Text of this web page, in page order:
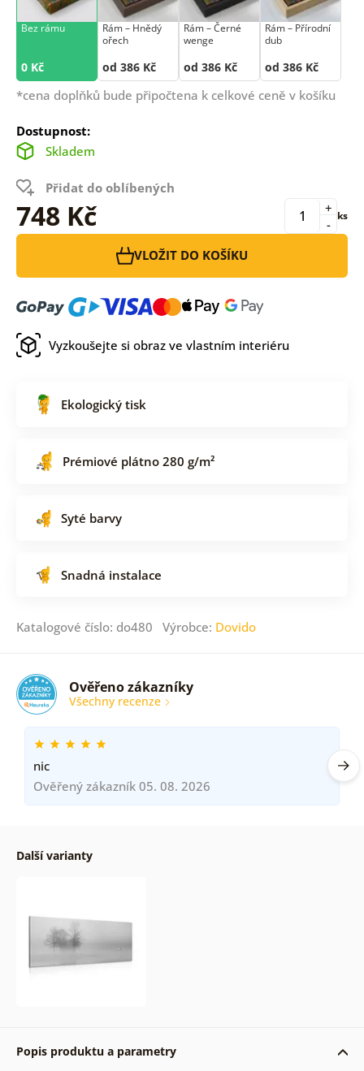
Bez rámu
0 Kč
Rám –⁠⁠⁠⁠⁠⁠ Hnědý
ořech
od 386 Kč
Rám –⁠⁠⁠⁠⁠⁠ Černé
wenge
od 386 Kč
Rám –⁠⁠⁠⁠⁠⁠ Přírodní
dub
od 386 Kč
*cena doplňků bude připočtena k celkové ceně v košíku
Dostupnost:
Skladem
Přidat do oblíbených
748 Kč -
+ ks
VLOŽIT DO KOŠÍKU
Vyzkoušejte si obraz ve vlastním interiéru
Ekologický tisk
Prémiové plátno 280 g/m²
Syté barvy
Snadná instalace
Katalogové číslo: do480 Výrobce: Dovido
Ověřeno zákazníky
Všechny recenze
nic
Ověřený zákazník 05. 08. 2026
Další varianty
Popis produktu a parametry